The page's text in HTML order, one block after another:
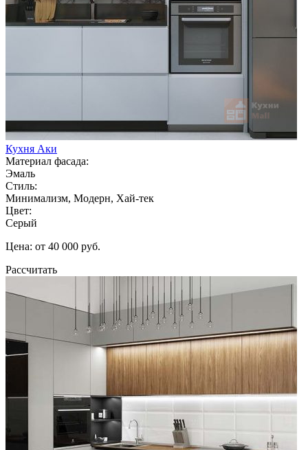
Кухня Аки
Материал фасада:
Эмаль
Стиль:
Минимализм, Модерн, Хай-тек
Цвет:
Серый
Цена: от 40 000 руб.
Рассчитать